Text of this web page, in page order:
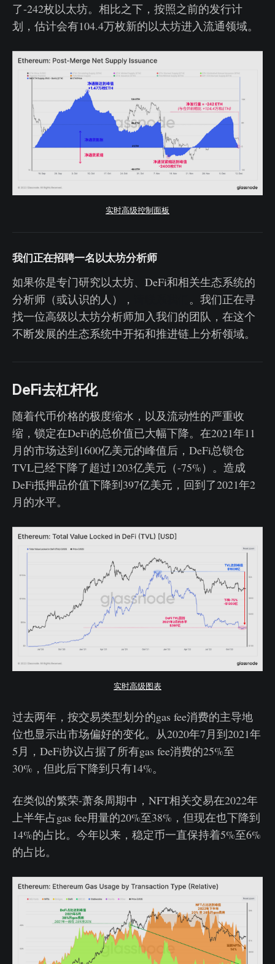
了-242枚以太坊。相比之下，按照之前的发行计
划，估计会有104.4万枚新的以太坊进入流通领域。
实时高级控制面板
我们正在招聘一名以太坊分析师
如果你是专门研究以太坊、DeFi和相关生态系统的
分析师（或认识的人），
。我们正在寻
找一位高级以太坊分析师加入我们的团队，在这个
不断发展的生态系统中开拓和推进链上分析领域。
DeFi去杠杆化
随着代币价格的极度缩水，以及流动性的严重收
缩，锁定在DeFi的总价值已大幅下降。在2021年11
月的市场达到1600亿美元的峰值后，DeFi总锁仓
TVL已经下降了超过1203亿美元（-75%）。造成
DeFi抵押品价值下降到397亿美元，回到了2021年2
月的水平。
实时高级图表
过去两年，按交易类型划分的gas fee消费的主导地
位也显示出市场偏好的变化。从2020年7月到2021年
5月，DeFi协议占据了所有gas fee消费的25%至
30%，但此后下降到只有14%。
在类似的繁荣-萧条周期中，NFT相关交易在2022年
上半年占gas fee用量的20%至38%，但现在也下降到
14%的占比。今年以来，稳定币一直保持着5%至6%
的占比。